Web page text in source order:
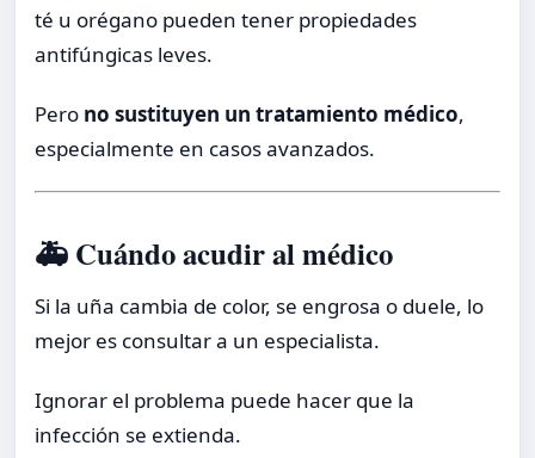
té u orégano pueden tener propiedades
antifúngicas leves.
Pero no sustituyen un tratamiento médico,
especialmente en casos avanzados.
🚑 Cuándo acudir al médico
Si la uña cambia de color, se engrosa o duele, lo
mejor es consultar a un especialista.
Ignorar el problema puede hacer que la
infección se extienda.